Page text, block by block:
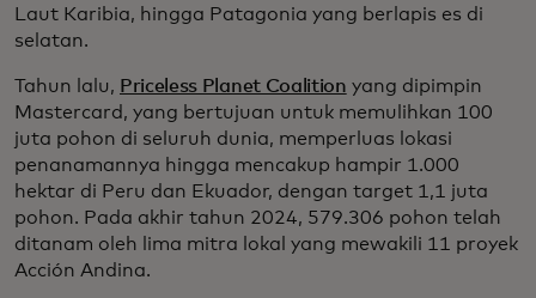
Laut Karibia, hingga Patagonia yang berlapis es di
selatan.
Tahun lalu, Priceless Planet Coalition yang dipimpin
Mastercard, yang bertujuan untuk memulihkan 100
juta pohon di seluruh dunia, memperluas lokasi
penanamannya hingga mencakup hampir 1.000
hektar di Peru dan Ekuador, dengan target 1,1 juta
pohon. Pada akhir tahun 2024, 579.306 pohon telah
ditanam oleh lima mitra lokal yang mewakili 11 proyek
Acción Andina.